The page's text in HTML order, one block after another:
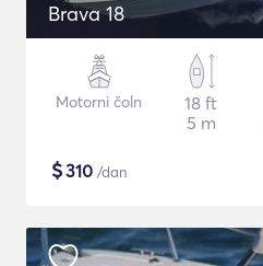
Brava 18
Motorni čoln
18 ft
5 m
$310 /dan